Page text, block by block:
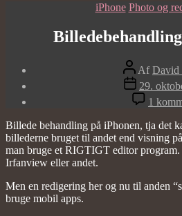
iPhone Photo og
AfDavid
Indlægsdato
29.
1
Billede behandling på iPhonen, tja det
billederne bruget til andet end visning
man bruge et RIGTIGT editor
Irfanview eller andet.
Men en redigering her og nu til anden
bruge mobil apps.